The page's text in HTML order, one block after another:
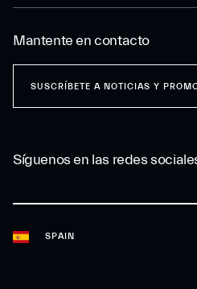
SPAIN
Síguenos en las redes
Mantente en contacto
SUSCRÍBETE A NOTICIAS Y